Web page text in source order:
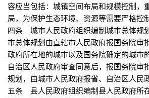
容应当包括：城镇空间布局和规模控制，
局，为保护生态环境、资源等需要严
四条 城市人民政府组织编制城市总体
市总体规划由直辖市人民政府报国务院审
政府所在地的城市以及国务院确定的城市
自治区人民政府审查同意后，报国务院审
规划，由城市人民政府报省、自治区
五条 县人民政府组织编制县人民政府所